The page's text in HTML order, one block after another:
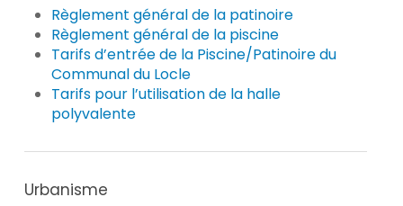
Règlement général de la patinoire
Règlement général de la piscine
Tarifs d’entrée de la Piscine/Patinoire du
Communal du Locle
Tarifs pour l’utilisation de la halle
polyvalente
Urbanisme